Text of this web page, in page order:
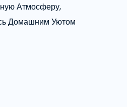
Атмосферу,
Домашним Уютом